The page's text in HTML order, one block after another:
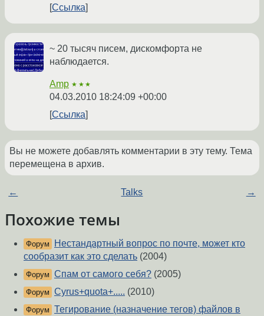
Ссылка
~ 20 тысяч писем, дискомфорта не
наблюдается.
Amp ★★★
04.03.2010 18:24:09 +00:00
Ссылка
Вы не можете добавлять комментарии в эту тему. Тема
перемещена в архив.
← Talks →
Похожие темы
Форум
Нестандартный вопрос по почте, может кто
сообразит как это сделать (2004)
Форум Спам от самого себя? (2005)
Форум Cyrus+quota+..... (2010)
Форум Тегирование (назначение тегов) файлов в